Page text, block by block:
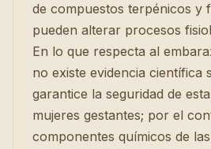
de compuestos terpénicos y
pueden alterar procesos
En lo que respecta al
no existe evidencia científica
garantice la seguridad de
mujeres gestantes; por el
componentes químicos de